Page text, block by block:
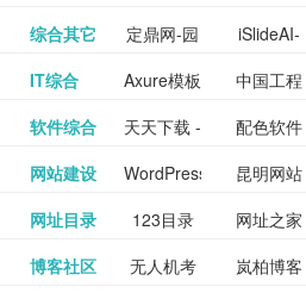
全 频
包括上映
影片的影
讯查询及
_www.sanmao.com.cn_
素材免费
图库
nas论
坛|nas1.cn|nas1|nas
流社区
文写作-AI
毕业设计-
PPT模板
讯飞星火-
懂我的AI
助手
综合其它 定鼎网-园
林景观建
筑室内设
iSlideAI-
一键生成
PPT模板
九章开物
IT综合 Axure模板
网
中国工程
科技知识
中心
牛品汇
软件综合 天天下载 -
绿色精品
软件应用
配色软件
园
yx12345
下载站
网站建设 WordPress
主题模板
下载_爱主
昆明网站
建设
深圳网站
建设
网址目录 123目录
网
网址之家
易推分类
博客社区 无人机考 岚柏博客